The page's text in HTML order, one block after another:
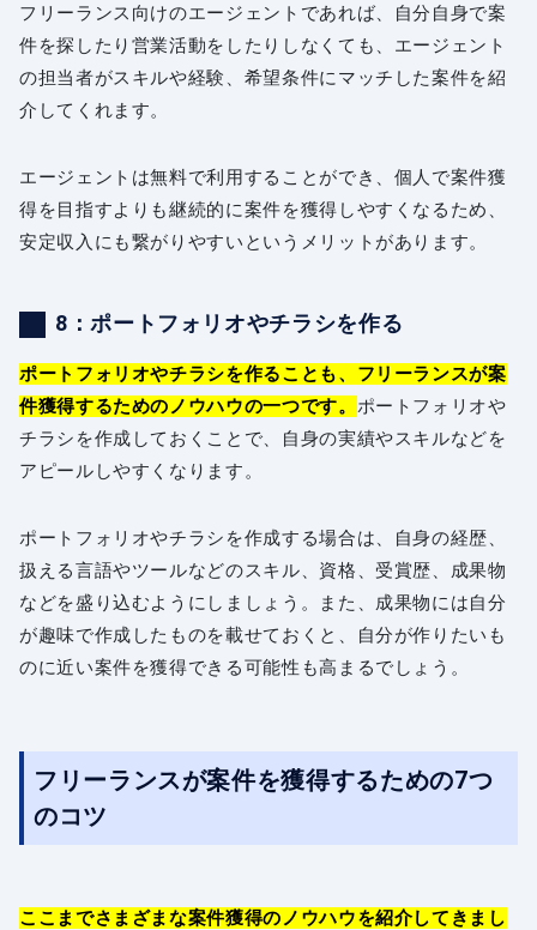
フリーランス向けのエージェントであれば、自分自身で案
件を探したり営業活動をしたりしなくても、エージェント
の担当者がスキルや経験、希望条件にマッチした案件を紹
介してくれます。
エージェントは無料で利用することができ、個人で案件獲
得を目指すよりも継続的に案件を獲得しやすくなるため、
安定収入にも繋がりやすいというメリットがあります。
8：ポートフォリオやチラシを作る
ポートフォリオやチラシを作ることも、フリーランスが案
件獲得するためのノウハウの一つです。 ポートフォリオや
チラシを作成しておくことで、自身の実績やスキルなどを
アピールしやすくなります。
ポートフォリオやチラシを作成する場合は、自身の経歴、
扱える言語やツールなどのスキル、資格、受賞歴、成果物
などを盛り込むようにしましょう。また、成果物には自分
が趣味で作成したものを載せておくと、自分が作りたいも
のに近い案件を獲得できる可能性も高まるでしょう。
フリーランスが案件を獲得するための7つ
のコツ
ここまでさまざまな案件獲得のノウハウを紹介してきまし